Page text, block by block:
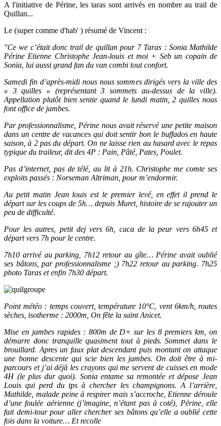
A l'initiative de Périne, les taras sont arrivés en nombre au trail de
Quillan...
Le (super comme d'hab' ) résumé de Vincent :
"Ce we c’était donc trail de quillan pour 7 Taras : Sonia Mathilde
Périne Etienne Christophe Jean-louis et moi + Seb un copain de
Sonia, lui aussi grand fan du van combi tout confort.
Samedi fin d’après-midi nous nous sommes dirigés vers la ville des
« 3 quilles » (représentant 3 sommets au-dessus de la ville).
Appellation plutôt bien sentie quand le lundi matin, 2 quilles nous
font office de jambes.
Par professionnalisme, Périne nous avait réservé une petite maison
dans un centre de vacances qui doit sentir bon le buffados en haute
saison, à 2 pas du départ. On ne laisse rien au hasard avec le repas
typique du traileur, dit des 4P : Pain, Pâté, Pates, Poulet.
Pas d’internet, pas de télé, au lit à 21h. Christophe me comte ses
exploits passés : Norseman Altriman, pour m’endormir.
Au petit matin Jean louis est le premier levé, en effet il prend le
départ sur les coups de 5h… depuis Muret, histoire de se rajouter un
peu de difficulté.
Pour les autres, petit dej vers 6h, caca de la peur vers 6h45 et
départ vers 7h pour le centre.
7h10 arrivé au parking, 7h12 retour au gîte… Périne avait oublié
ses bâtons, par professionnalisme ;) 7h22 retour au parking. 7h25
photo Taras et enfin 7h30 départ.
Point météo : temps couvert, température 10°C, vent 6km/h, routes
sèches, isotherme : 2000m, On fête la saint Anicet.
Mise en jambes rapides : 800m de D+ sur les 8 premiers km, on
démarre donc tranquille quasiment tout à pieds. Sommet dans le
brouillard. Apres un faux plat descendant puis montant on attaque
une bonne descente qui scie bien les jambes. On doit être à mi-
parcours et j’ai déjà les crayons qui me servent de cuisses en mode
4H (le plus dur quoi). Sonia entame sa remontée et dépose Jean
Louis qui perd du tps à chercher les champignons. A l’arrière,
Mathilde, malade peine à respirer mais s’accroche, Etienne déroule
d’une foulée aérienne (j’imagine, n’étant pas à coté), Périne, elle
fait demi-tour pour aller chercher ses bâtons qu’elle a oublié cette
fois dans la voiture… Et recolle